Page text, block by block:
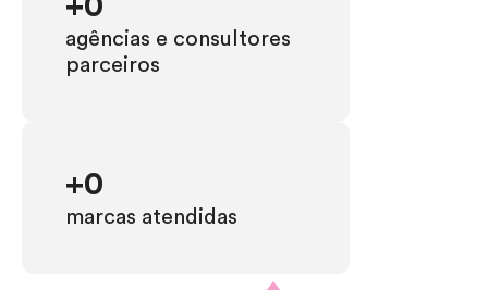
agências e consultores
parceiros
+0
marcas atendidas
+0